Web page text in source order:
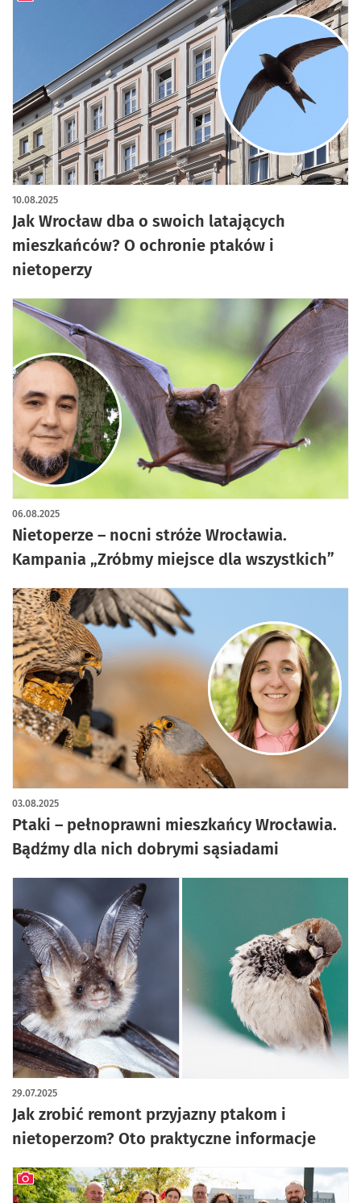
Jak Wrocław dba o swoich latających
mieszkańców? O ochronie ptaków i
nietoperzy
10.08.2025
artykuł z galerią zdjęć
Nietoperze – nocni stróże Wrocławia.
Kampania „Zróbmy miejsce dla wszystkich”
06.08.2025
Ptaki – pełnoprawni mieszkańcy Wrocławia.
Bądźmy dla nich dobrymi sąsiadami
03.08.2025
Jak zrobić remont przyjazny ptakom i
nietoperzom? Oto praktyczne informacje
29.07.2025